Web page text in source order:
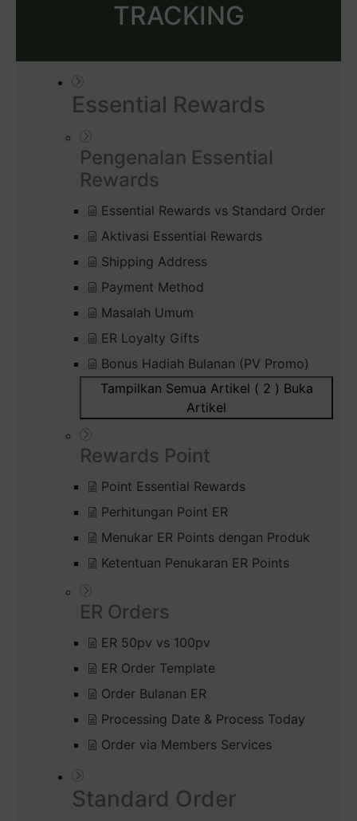
TRACKING
Essential Rewards
Pengenalan Essential
Rewards
Essential Rewards vs Standard Order
Aktivasi Essential Rewards
Shipping Address
Payment Method
Masalah Umum
ER Loyalty Gifts
Bonus Hadiah Bulanan (PV Promo)
Tampilkan Semua Artikel ( 2 ) Buka
Artikel
Rewards Point
Point Essential Rewards
Perhitungan Point ER
Menukar ER Points dengan Produk
Ketentuan Penukaran ER Points
ER Orders
ER 50pv vs 100pv
ER Order Template
Order Bulanan ER
Processing Date & Process Today
Order via Members Services
Standard Order